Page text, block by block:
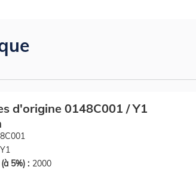
d'origine 0148C001 / Y1
Y1
5%) : 2000